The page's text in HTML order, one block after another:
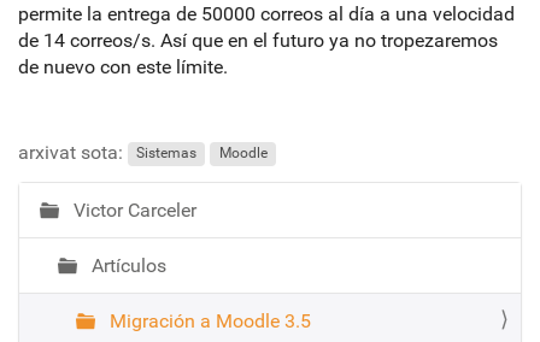
permite la entrega de 50000 correos al día a una velocidad
de 14 correos/s. Así que en el futuro ya no tropezaremos
de nuevo con este límite.
arxivat sota: Sistemas Moodle
N
a
e
Victor Carceler
Artículos
Migración a Moodle 3.5